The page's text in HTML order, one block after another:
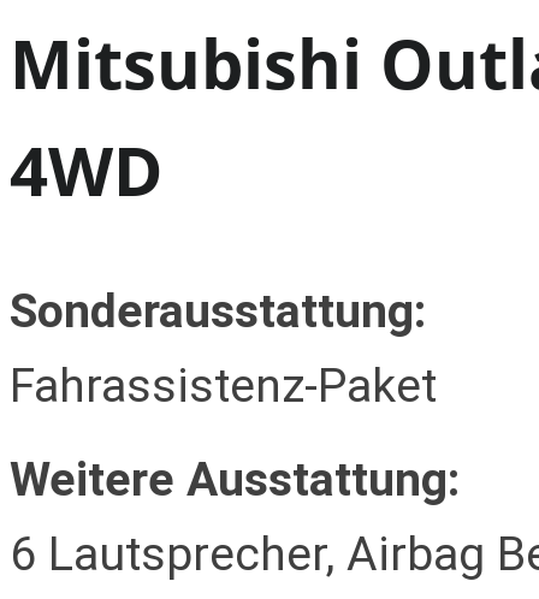
Mitsubishi
4WD
Sonderausstattung:
Fahrassistenz-Paket
Weitere Ausstattung:
6 Lautsprecher, Airbag